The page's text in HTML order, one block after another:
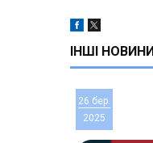
ІНШІ НОВИНИ
26 бер.
2025